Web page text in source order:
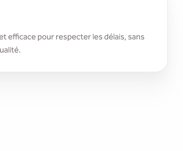
efficace pour respecter les délais, sans